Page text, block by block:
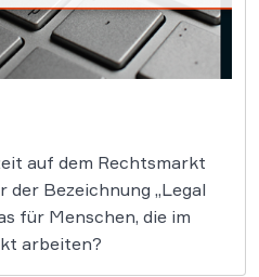
auf dem Rechtsmarkt
Bezeichnung „Legal
für Menschen, die im
arbeiten?